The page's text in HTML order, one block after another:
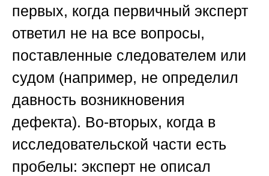
первых, когда первичный эксперт
ответил не на все вопросы,
поставленные следователем или
судом (например, не определил
давность возникновения
дефекта). Во-вторых, когда в
исследовательской части есть
пробелы: эксперт не описал